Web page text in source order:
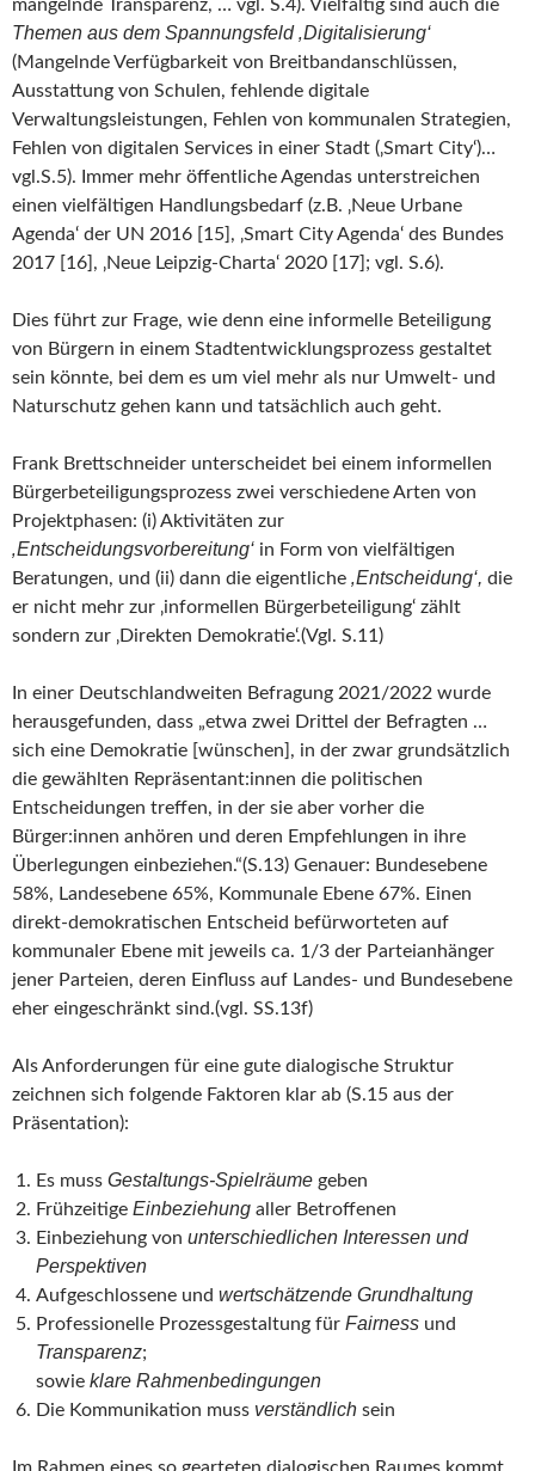
mangelnde Transparenz, … vgl. S.4). Vielfältig sind auch die
Themen aus dem Spannungsfeld ‚Digitalisierung‘
(Mangelnde Verfügbarkeit von Breitbandanschlüssen,
Ausstattung von Schulen, fehlende digitale
Verwaltungsleistungen, Fehlen von kommunalen Strategien,
Fehlen von digitalen Services in einer Stadt (‚Smart City‘)…
vgl.S.5). Immer mehr öffentliche Agendas unterstreichen
einen vielfältigen Handlungsbedarf (z.B. ‚Neue Urbane
Agenda‘ der UN 2016 [15], ‚Smart City Agenda‘ des Bundes
2017 [16], ‚Neue Leipzig-Charta‘ 2020 [17]; vgl. S.6).
Dies führt zur Frage, wie denn eine informelle Beteiligung
von Bürgern in einem Stadtentwicklungsprozess gestaltet
sein könnte, bei dem es um viel mehr als nur Umwelt- und
Naturschutz gehen kann und tatsächlich auch geht.
Frank Brettschneider unterscheidet bei einem informellen
Bürgerbeteiligungsprozess zwei verschiedene Arten von
Projektphasen: (i) Aktivitäten zur
‚Entscheidungsvorbereitung‘ in Form von vielfältigen
Beratungen, und (ii) dann die eigentliche ‚Entscheidung‘, die
er nicht mehr zur ‚informellen Bürgerbeteiligung‘ zählt
sondern zur ‚Direkten Demokratie‘.(Vgl. S.11)
In einer Deutschlandweiten Befragung 2021/2022 wurde
herausgefunden, dass „etwa zwei Drittel der Befragten …
sich eine Demokratie [wünschen], in der zwar grundsätzlich
die gewählten Repräsentant:innen die politischen
Entscheidungen treffen, in der sie aber vorher die
Bürger:innen anhören und deren Empfehlungen in ihre
Überlegungen einbeziehen.“(S.13) Genauer: Bundesebene
58%, Landesebene 65%, Kommunale Ebene 67%. Einen
direkt-demokratischen Entscheid befürworteten auf
kommunaler Ebene mit jeweils ca. 1/3 der Parteianhänger
jener Parteien, deren Einfluss auf Landes- und Bundesebene
eher eingeschränkt sind.(vgl. SS.13f)
Als Anforderungen für eine gute dialogische Struktur
zeichnen sich folgende Faktoren klar ab (S.15 aus der
Präsentation):
Es muss Gestaltungs-Spielräume geben
Frühzeitige Einbeziehung aller Betroffenen
Einbeziehung von unterschiedlichen Interessen und
Perspektiven
Aufgeschlossene und wertschätzende Grundhaltung
Professionelle Prozessgestaltung für Fairness und
Transparenz;
sowie klare Rahmenbedingungen
Die Kommunikation muss verständlich sein